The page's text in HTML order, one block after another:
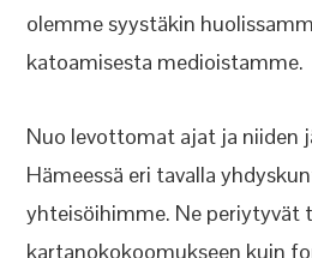
olemme syystäkin
katoamisesta medioistamme.
Nuo levottomat ajat ja niiden
Hämeessä eri tavalla
yhteisöihimme. Ne periytyvät
kartanokokoomukseen kuin